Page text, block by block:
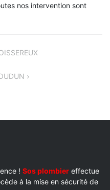
nos intervention sont
! Sos plombier effectue
à la mise en sécurité de